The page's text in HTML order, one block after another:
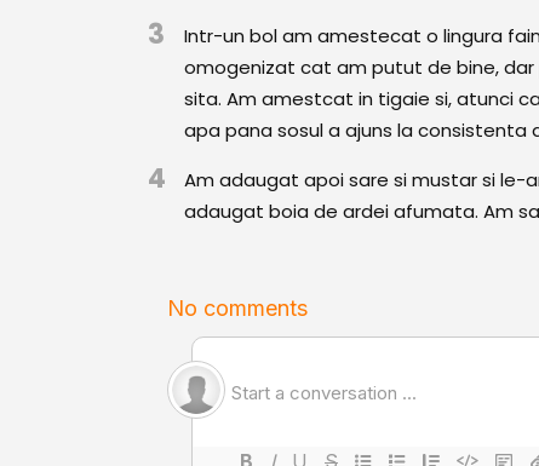
3
Intr-un bol am amestecat o lingura
omogenizat cat am putut de bine,
sita. Am amestcat in tigaie si, atunci
apa pana sosul a ajuns la consistenta
4
Am adaugat apoi sare si mustar si
adaugat boia de ardei afumata. Am